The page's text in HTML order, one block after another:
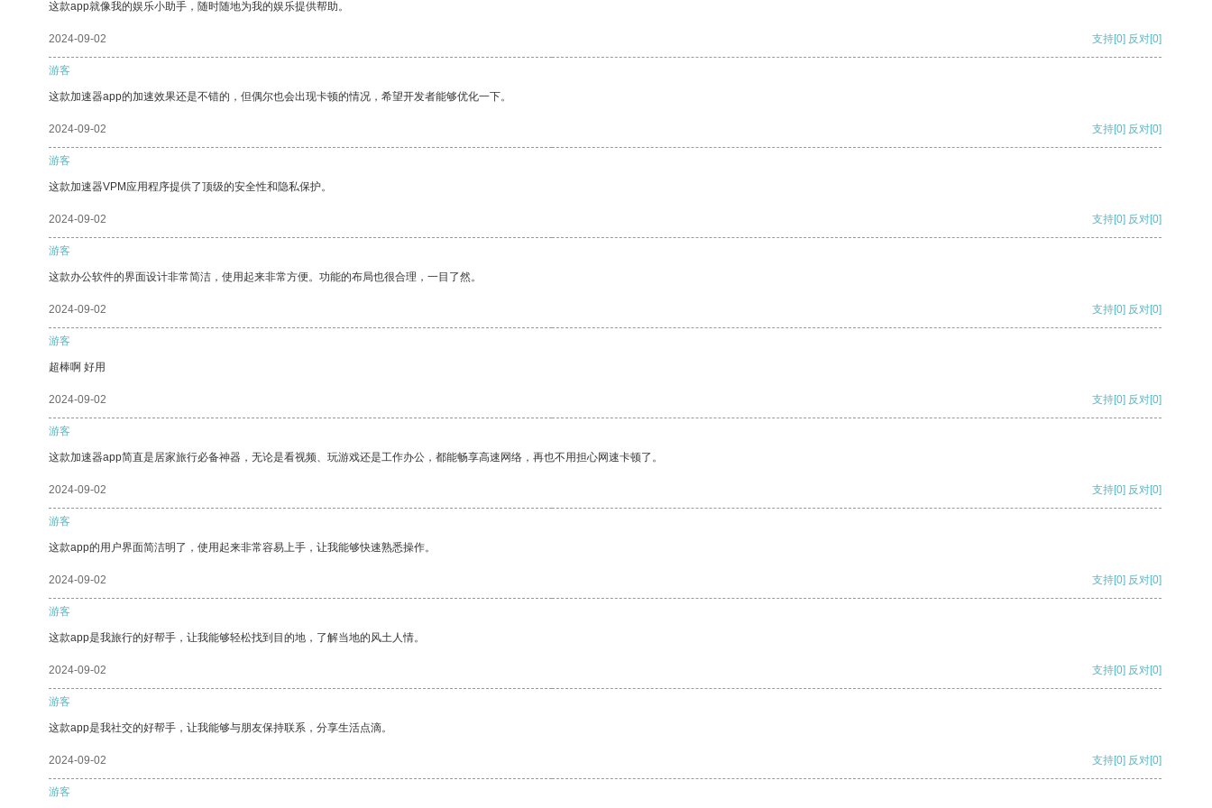
这款app就像我的娱乐小助手，随时随地为我的娱乐提供帮助。
2024-09-02 支持[0] 反对[0]
游客
这款加速器app的加速效果还是不错的，但偶尔也会出现卡顿的情况，希望开发者能够优化一下。
2024-09-02 支持[0] 反对[0]
游客
这款加速器VPM应用程序提供了顶级的安全性和隐私保护。
2024-09-02 支持[0] 反对[0]
游客
这款办公软件的界面设计非常简洁，使用起来非常方便。功能的布局也很合理，一目了然。
2024-09-02 支持[0] 反对[0]
游客
超棒啊 好用
2024-09-02 支持[0] 反对[0]
游客
这款加速器app简直是居家旅行必备神器，无论是看视频、玩游戏还是工作办公，都能畅享高速网络，再也不用担心网速卡顿了。
2024-09-02 支持[0] 反对[0]
游客
这款app的用户界面简洁明了，使用起来非常容易上手，让我能够快速熟悉操作。
2024-09-02 支持[0] 反对[0]
游客
这款app是我旅行的好帮手，让我能够轻松找到目的地，了解当地的风土人情。
2024-09-02 支持[0] 反对[0]
游客
这款app是我社交的好帮手，让我能够与朋友保持联系，分享生活点滴。
2024-09-02 支持[0] 反对[0]
游客